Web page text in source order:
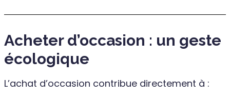
Acheter d’occasion : un geste
écologique
L’achat d’occasion contribue directement à :